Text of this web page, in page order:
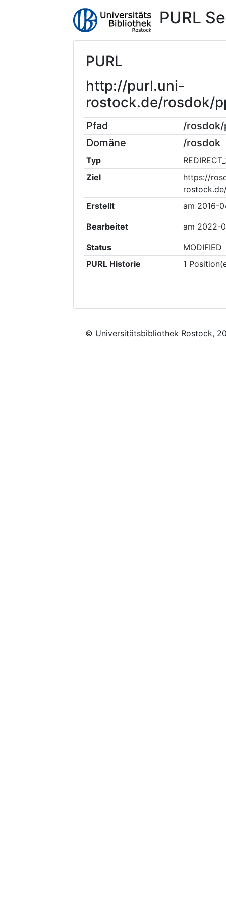
PURL
PURL
http://purl.uni-
rostock.de/rosdok/
Pfad
/
Domäne
/rosdok
Typ
Ziel
https://
Erstellt
am 2016-
Bearbeitet am 2022-
Status
MODIFIED
PURL Historie
1
© Universitätsbibliothek Rostock,